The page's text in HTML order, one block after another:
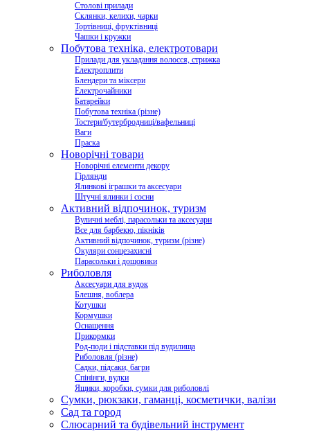
Столові прилади
Склянки, келихи, чарки
Тортівниці, фруктівниці
Чашки і кружки
Побутова техніка, електротовари
Прилади для укладання волосся, стрижка
Електроплити
Блендери та міксери
Електрочайники
Батарейки
Побутова техніка (різне)
Тостери/бутербродниці/вафельниці
Ваги
Праска
Новорічні товари
Новорічні елементи декору
Гірлянди
Ялинкові іграшки та аксесуари
Штучні ялинки і сосни
Активний відпочинок, туризм
Вуличні меблі, парасольки та аксесуари
Все для барбекю, пікніків
Активний відпочинок, туризм (різне)
Окуляри сонцезахисні
Парасольки і дощовики
Риболовля
Аксесуари для вудок
Блешня, воблера
Котушки
Кормушки
Оснащення
Прикормки
Род-поди і підставки під вудилища
Риболовля (різне)
Садки, підсаки, багри
Спінінги, вудки
Ящики, коробки, сумки для риболовлі
Сумки, рюкзаки, гаманці, косметички, валізи
Сад та город
Слюсарний та будівельний інструмент